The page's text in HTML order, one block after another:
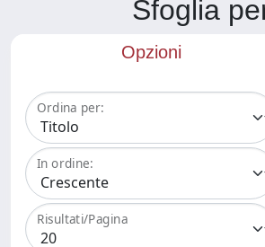
Sfoglia
Opzioni
Ordina per:
In ordine:
Risultati/Pagina